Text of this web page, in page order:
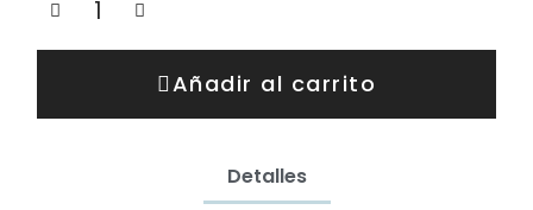
Añadir al carrito
Detalles